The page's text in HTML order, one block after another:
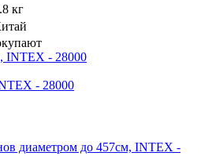
кг
- 28000